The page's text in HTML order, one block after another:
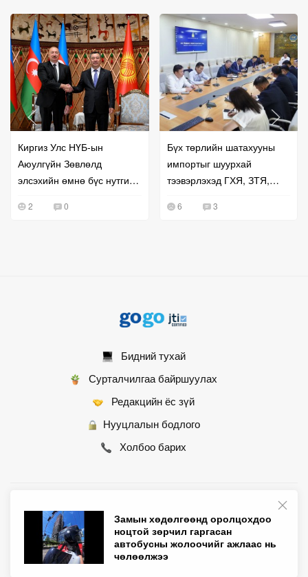
Замын хөдөлгөөнд оролцохдоо
ноцтой зөрчил гаргасан
автобусны жолоочийг ажлаас нь
чөлөөлжээ
Киргиз Улс НҮБ-ын
Аюулгүйн Зөвлөлд
элсэхийн өмнө бүс нутгийн
эрчимжүүллээ
2 0
Бүх төрлийн шатахууны
импортыг шуурхай
тээвэрлэхэд ГХЯ, ЗТЯ,
6 3
Бидний тухай
Сурталчилгаа байршуулах
Редакцийн ёс зүй
Нууцлалын бодлого
Холбоо барих
© 2007 - 2026 Монгол Контент ХХК • Бүх эрх хуулиар хамгаалагдсан